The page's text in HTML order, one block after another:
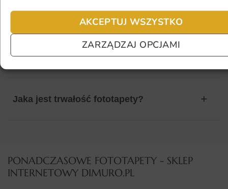
AKCEPTUJ WSZYSTKO
ZARZĄDZAJ OPCJAMI
Jaki materiał wybrać?
Jaka jest trwałość fototapety?
PONADCZASOWE FOTOTAPETY - SKLEP
INTERNETOWY DIMURO.PL​